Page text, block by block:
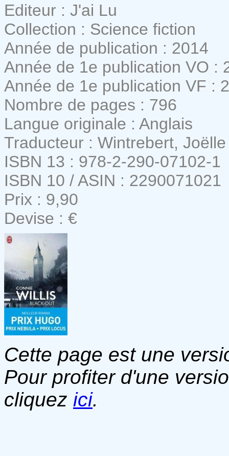
Editeur : J'ai Lu
Collection : Science fiction
Année de publication : 2014
Année de 1e publication VO :
Année de 1e publication VF :
Nombre de pages : 796
Langue originale : Anglais
Traducteur : Wintrebert, Joëlle
ISBN 13 : 978-2-290-07102-1
ISBN 10 / ASIN : 2290071021
Prix : 9,90
Devise : €
Cette page est une
Pour profiter d'une
cliquez ici.